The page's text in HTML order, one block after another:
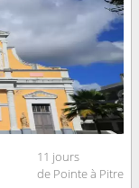
11 jours
de Pointe à Pitre